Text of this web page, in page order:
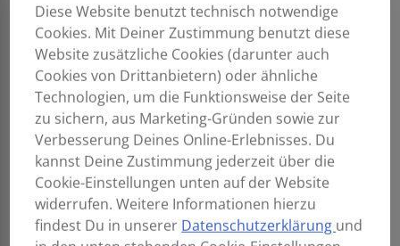
Diese Website benutzt technisch notwendige
Cookies. Mit Deiner Zustimmung benutzt diese
Website zusätzliche Cookies (darunter auch
Cookies von Drittanbietern) oder ähnliche
Technologien, um die Funktionsweise der Seite
zu sichern, aus Marketing-Gründen sowie zur
Verbesserung Deines Online-Erlebnisses. Du
kannst Deine Zustimmung jederzeit über die
Cookie-Einstellungen unten auf der Website
widerrufen. Weitere Informationen hierzu
findest Du in unserer Datenschutzerklärung und